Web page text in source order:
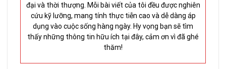
đại và thời thượng. Mỗi bài viết của tôi đều được nghiên
cứu kỹ lưỡng, mang tính thực tiễn cao và dễ dàng áp
dụng vào cuộc sống hàng ngày. Hy vọng bạn sẽ tìm
thấy những thông tin hữu ích tại đây, cảm ơn vì đã ghé
thăm!